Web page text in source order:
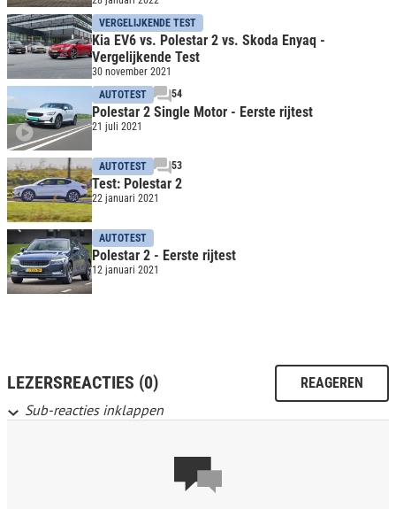
VERGELIJKENDE TEST
Kia EV6 vs. Polestar 2 vs. Skoda Enyaq -
Vergelijkende Test
30 november 2021
AUTOTEST
54
Polestar 2 Single Motor - Eerste rijtest
21 juli 2021
AUTOTEST 53
Test: Polestar 2
22 januari 2021
AUTOTEST
Polestar 2 - Eerste rijtest
12 januari 2021
LEZERSREACTIES (0) REAGEREN
Sub-reacties inklappen